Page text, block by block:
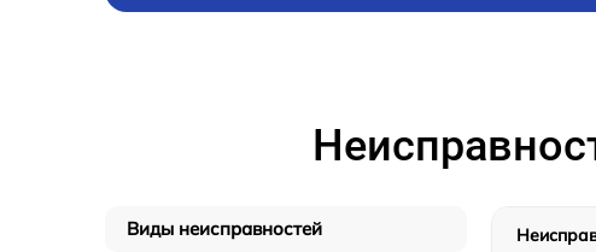
Виды неисправностей